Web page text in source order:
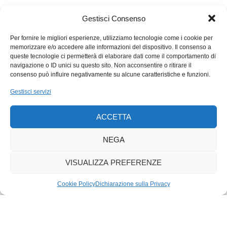
Gestisci Consenso
Per fornire le migliori esperienze, utilizziamo tecnologie come i cookie per
memorizzare e/o accedere alle informazioni del dispositivo. Il consenso a
queste tecnologie ci permetterà di elaborare dati come il comportamento di
navigazione o ID unici su questo sito. Non acconsentire o ritirare il
consenso può influire negativamente su alcune caratteristiche e funzioni.
Gestisci servizi
ACCETTA
NEGA
VISUALIZZA PREFERENZE
Cookie PolicyDichiarazione sulla Privacy
Homan siano solo battute. Vero, se non ci fosse di mezzo il
bombastico corso delle cose e il piccolo resto di braccia e
cervelli che ancora sognano un’inversione di rotta.
Scommettendo, controvento, sulla forza trasformatrice della
speranza.